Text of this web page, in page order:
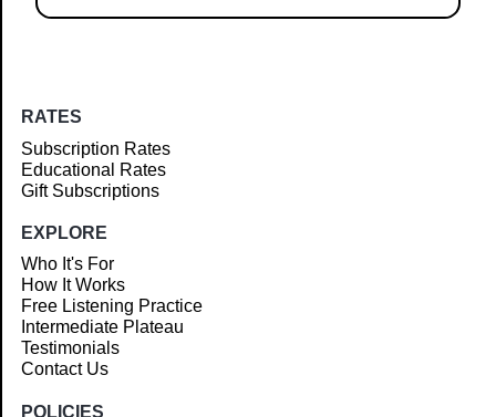
RATES
Subscription Rates
Educational Rates
Gift Subscriptions
EXPLORE
Who It's For
How It Works
Free Listening Practice
Intermediate Plateau
Testimonials
Contact Us
POLICIES